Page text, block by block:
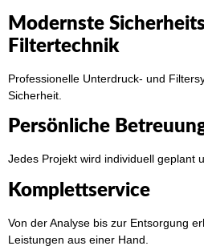
Modernste
Filtertechnik
Professionelle Unterdruck- und
Sicherheit.
Persönliche
Jedes Projekt wird individuell geplant
Komplettservice
Von der Analyse bis zur Entsorgung
Leistungen aus einer Hand.